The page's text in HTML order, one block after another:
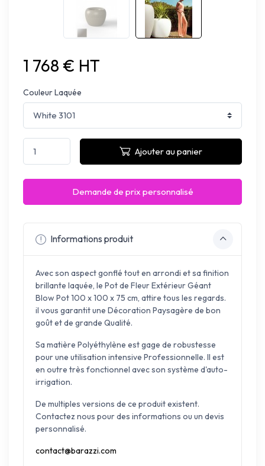
1 768 € HT
Couleur Laquée
Ajouter au panier
Demande de prix personnalisé
Informations produit
Avec son aspect gonflé tout en arrondi et sa finition
brillante laquée, le Pot de Fleur Extérieur Géant
Blow Pot 100 x 100 x 75 cm, attire tous les regards.
il vous garantit une Décoration Paysagère de bon
goût et de grande Qualité.
Sa matière Polyéthylène est gage de robustesse
pour une utilisation intensive Professionnelle. Il est
en outre très fonctionnel avec son système d'auto-
irrigation.
De multiples versions de ce produit existent.
Contactez nous pour des informations ou un devis
personnalisé.
contact@barazzi.com